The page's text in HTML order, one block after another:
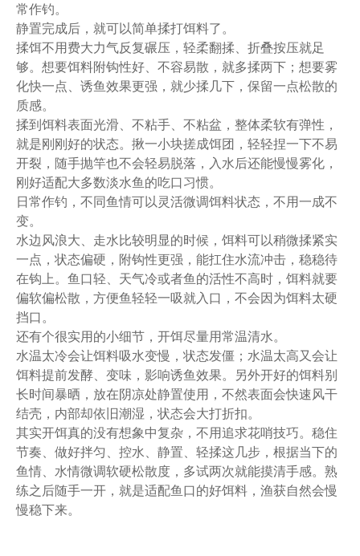
常作钓。
静置完成后，就可以简单揉打饵料了。
揉饵不用费大力气反复碾压，轻柔翻揉、折叠按压就足
够。想要饵料附钩性好、不容易散，就多揉两下；想要雾
化快一点、诱鱼效果更强，就少揉几下，保留一点松散的
质感。
揉到饵料表面光滑、不粘手、不粘盆，整体柔软有弹性，
就是刚刚好的状态。揪一小块搓成饵团，轻轻捏一下不易
开裂，随手抛竿也不会轻易脱落，入水后还能慢慢雾化，
刚好适配大多数淡水鱼的吃口习惯。
日常作钓，不同鱼情可以灵活微调饵料状态，不用一成不
变。
水边风浪大、走水比较明显的时候，饵料可以稍微揉紧实
一点，状态偏硬，附钩性更强，能扛住水流冲击，稳稳待
在钩上。鱼口轻、天气冷或者鱼的活性不高时，饵料就要
偏软偏松散，方便鱼轻轻一吸就入口，不会因为饵料太硬
挡口。
还有个很实用的小细节，开饵尽量用常温清水。
水温太冷会让饵料吸水变慢，状态发僵；水温太高又会让
饵料提前发酵、变味，影响诱鱼效果。另外开好的饵料别
长时间暴晒，放在阴凉处静置使用，不然表面会快速风干
结壳，内部却依旧潮湿，状态会大打折扣。
其实开饵真的没有想象中复杂，不用追求花哨技巧。稳住
节奏、做好拌匀、控水、静置、轻揉这几步，根据当下的
鱼情、水情微调软硬松散度，多试两次就能摸清手感。熟
练之后随手一开，就是适配鱼口的好饵料，渔获自然会慢
慢稳下来。